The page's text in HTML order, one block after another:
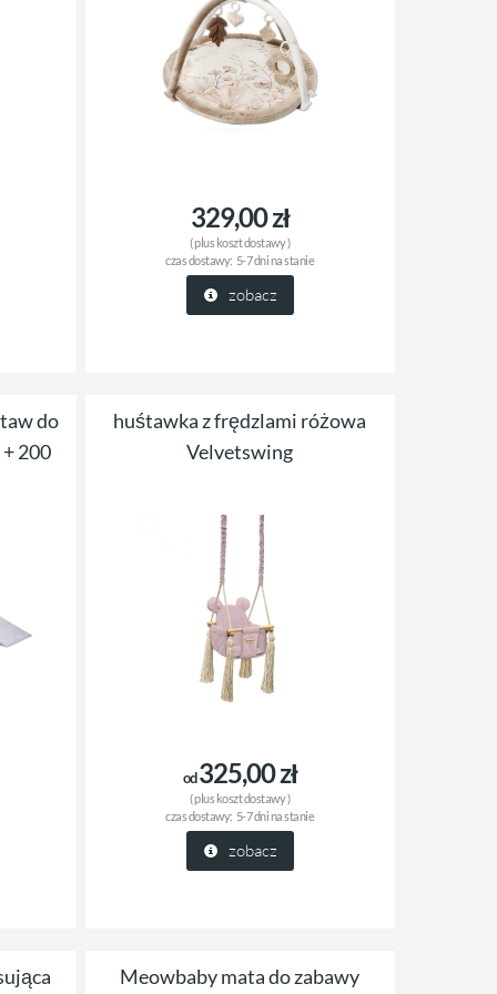
329,00 zł
( pluskoszt dostawy)
czas dostawy: 5-7 dni na stanie
zobacz
do
200
huśtawka z frędzlami różowa
Velvetswing
od325,00 zł
( pluskoszt dostawy)
czas dostawy: 5-7 dni na stanie
zobacz
Meowbaby mata do zabawy